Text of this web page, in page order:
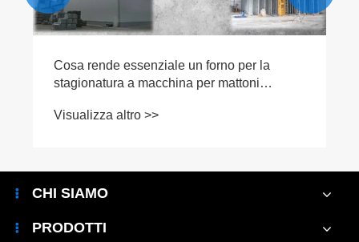
Cosa rende essenziale un forno per la
stagionatura a macchina per mattoni
produzione di mattoni?
Visualizza altro >>
CHI SIAMO
PRODOTTI